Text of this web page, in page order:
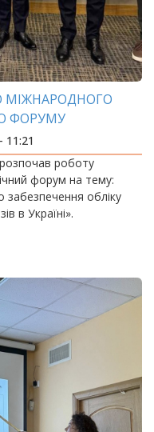
МІЖНАРОДНОГО
ФОРУМУ
11:21
роботу
форум на тему:
забезпечення обліку
в Україні».